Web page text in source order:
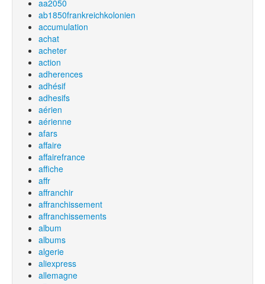
aa2050
ab1850frankreichkolonien
accumulation
achat
acheter
action
adherences
adhésif
adhesifs
aérien
aérienne
afars
affaire
affairefrance
affiche
affr
affranchir
affranchissement
affranchissements
album
albums
algerie
aliexpress
allemagne